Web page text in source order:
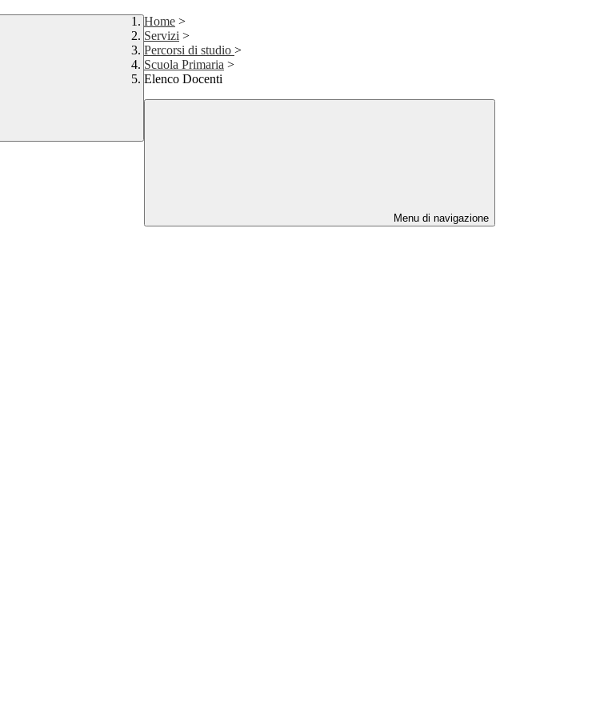
Home >
Servizi >
Percorsi di studio >
Scuola Primaria >
Elenco Docenti
Menu di navigazione